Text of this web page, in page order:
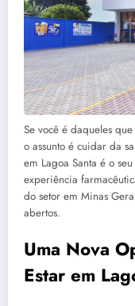
Se você é daqueles
o assunto é cuidar da
em Lagoa Santa é o
experiência
do setor em Minas
abertos.
Uma Nova
Estar em